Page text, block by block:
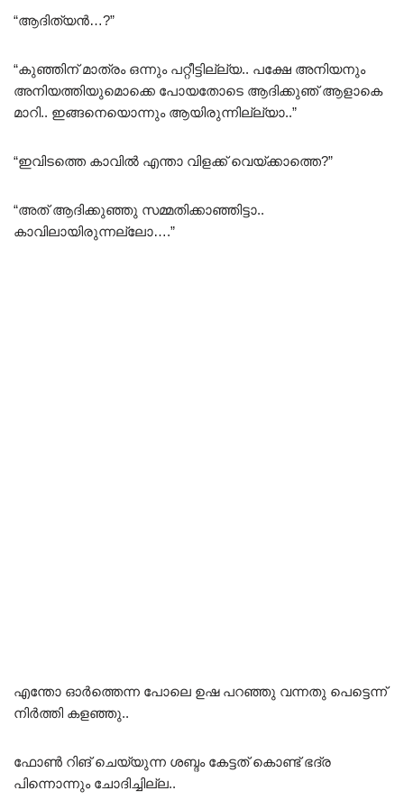
“ആദിത്യൻ…?”
“കുഞ്ഞിന് മാത്രം ഒന്നും പറ്റീട്ടില്ല്യ.. പക്ഷേ അനിയനും
അനിയത്തിയുമൊക്കെ പോയതോടെ ആദിക്കുഞ് ആളാകെ
മാറി.. ഇങ്ങനെയൊന്നും ആയിരുന്നില്ല്യാ..”
“ഇവിടത്തെ കാവിൽ എന്താ വിളക്ക് വെയ്ക്കാത്തെ?”
“അത് ആദിക്കുഞ്ഞു സമ്മതിക്കാഞ്ഞിട്ടാ..
കാവിലായിരുന്നല്ലോ….”
എന്തോ ഓർത്തെന്ന പോലെ ഉഷ പറഞ്ഞു വന്നതു പെട്ടെന്ന്
നിർത്തി കളഞ്ഞു..
ഫോൺ റിങ് ചെയ്യുന്ന ശബ്ദം കേട്ടത് കൊണ്ട് ഭദ്ര
പിന്നൊന്നും ചോദിച്ചില്ല..